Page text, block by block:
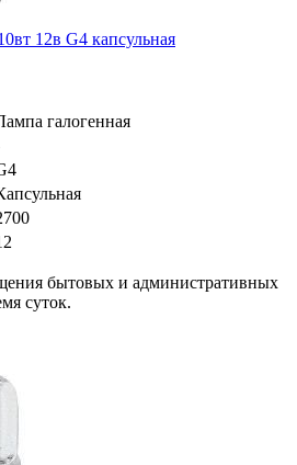
12в G4 капсульная
галогенная
бытовых и административных
суток.